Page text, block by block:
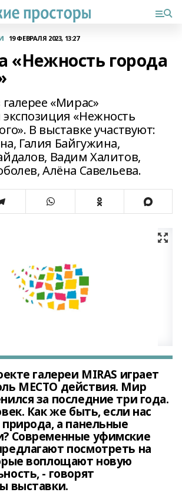
19 ФЕВРАЛЯ 2023, 13:27
«Нежность города
«Мирас»
экспозиция «Нежность
В выставке участвуют:
Галия Байгужина,
Вадим Халитов,
Алёна Савельева.
галереи MIRAS играет
МЕСТО действия. Мир
за последние три года.
Как же быть, если нас
а панельные
Современные уфимские
посмотреть на
воплощают новую
- говорят
выставки.